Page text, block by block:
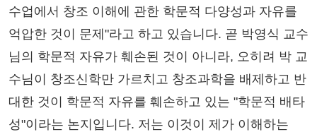
수업에서 창조 이해에 관한 학문적 다양성과 자유를
억압한 것이 문제"라고 하고 있습니다. 곧 박영식 교수
님의 학문적 자유가 훼손된 것이 아니라, 오히려 박 교
수님이 창조신학만 가르치고 창조과학을 배제하고 반
대한 것이 학문적 자유를 훼손하고 있는 "학문적 배타
성"이라는 논지입니다. 저는 이것이 제가 이해하는